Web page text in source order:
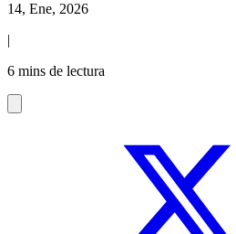
14, Ene, 2026
|
6 mins de lectura